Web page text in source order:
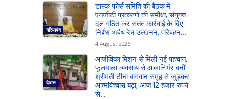
गरियाबंद
टास्क फोर्स समिति की बैठक में
एनजीटी प्रकरणों की समीक्षा, संयुक्त
दल गठित कर सतत कार्रवाई के दिए
निर्देश अवैध रेत उत्खनन, परिवहन...
4 August 2026
देवास
आजीविका मिशन से मिली नई पहचान,
फूलमाला व्यवसाय से आत्मनिर्भर बनीं
श्रीमती टीना बागवान समूह से जुड़कर
आत्मविश्वास बढ़ा, आज 12 हजार रुपये
से...